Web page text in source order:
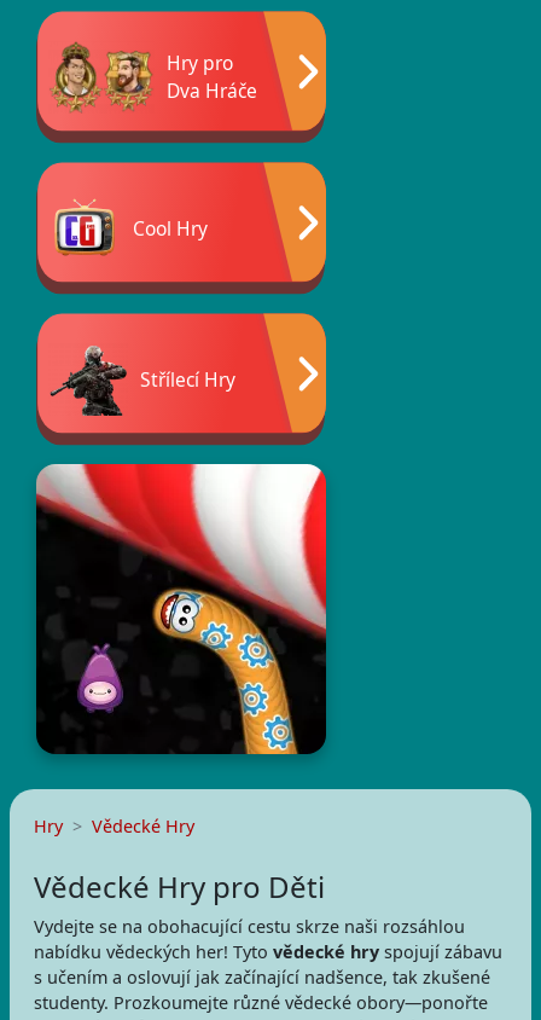
Hry pro
Dva Hráče
Cool Hry
Střílecí Hry
Hry Vědecké Hry
Vědecké Hry pro Děti
Vydejte se na obohacující cestu skrze naši rozsáhlou
nabídku vědeckých her! Tyto vědecké hry spojují zábavu
s učením a oslovují jak začínající nadšence, tak zkušené
studenty. Prozkoumejte různé vědecké obory—ponořte